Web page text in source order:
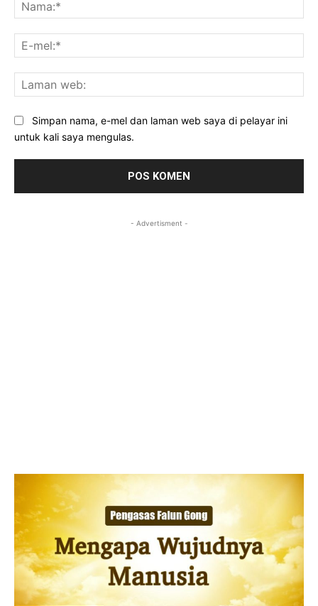
Simpan nama, e-mel dan laman web saya di pelayar ini
untuk kali saya mengulas.
- Advertisment -